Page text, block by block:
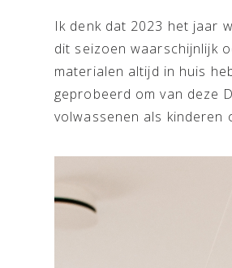
Ik denk dat 2023 het jaar
dit seizoen waarschijnlijk
materialen altijd in huis
geprobeerd om van deze
volwassenen als kinderen